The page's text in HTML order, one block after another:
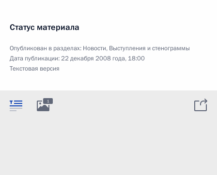
Статус материала
Опубликован в разделах: Новости, Выступления и стенограммы
Дата публикации:22 декабря 2008 года, 18:00
Текстовая версия
1